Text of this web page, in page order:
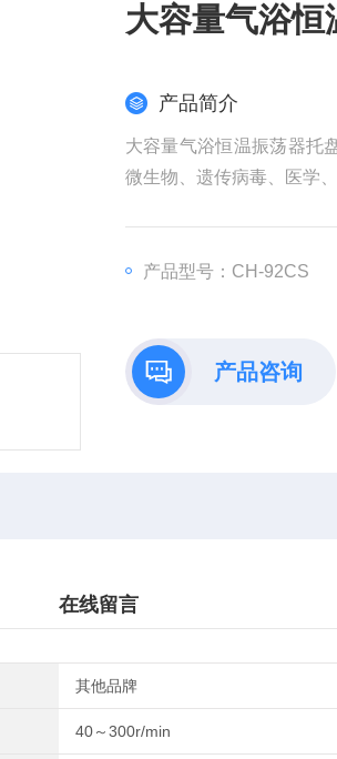
大容量气浴
产品简介
大容量气浴恒温振荡器托
微生物、遗传病毒、医学
产品型号：CH-92CS
产品咨询
在线留言
其他品牌
40～300r/min